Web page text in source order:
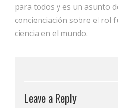
para todos y es un asunto
concienciación sobre el rol
ciencia en el mundo.
Leave a Reply